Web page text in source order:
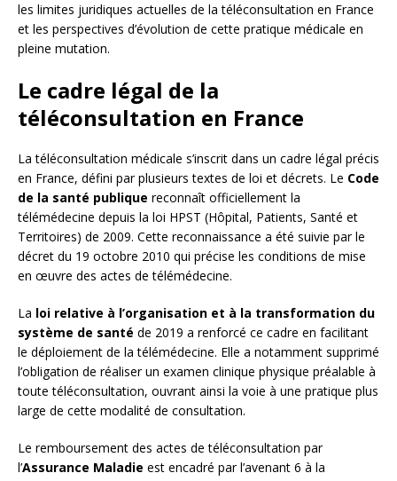
les limites juridiques actuelles de la téléconsultation en France
et les perspectives d’évolution de cette pratique médicale en
pleine mutation.
Le cadre légal de la
téléconsultation en France
La téléconsultation médicale s’inscrit dans un cadre légal précis
en France, défini par plusieurs textes de loi et décrets. Le Code
de la santé publique reconnaît officiellement la
télémédecine depuis la loi HPST (Hôpital, Patients, Santé et
Territoires) de 2009. Cette reconnaissance a été suivie par le
décret du 19 octobre 2010 qui précise les conditions de mise
en œuvre des actes de télémédecine.
La loi relative à l’organisation et à la transformation du
système de santé de 2019 a renforcé ce cadre en facilitant
le déploiement de la télémédecine. Elle a notamment supprimé
l’obligation de réaliser un examen clinique physique préalable à
toute téléconsultation, ouvrant ainsi la voie à une pratique plus
large de cette modalité de consultation.
Le remboursement des actes de téléconsultation par
l’Assurance Maladie est encadré par l’avenant 6 à la